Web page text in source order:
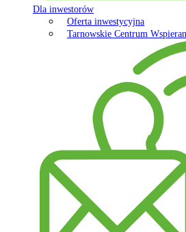
Dla inwestorów
Oferta inwestycyjna
Tarnowskie Centrum